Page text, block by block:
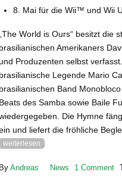
8. Mai für die Wii™ und Wii
World is Ours“ besitzt die
brasilianischen Amerikaners
und Produzenten selbst
brasilianische Legende Mario
brasilianischen Band
Beats des Samba sowie Baile
Die Hymne
und liefert die fröhliche
weiterlesen
By Andreas News 1 Comment